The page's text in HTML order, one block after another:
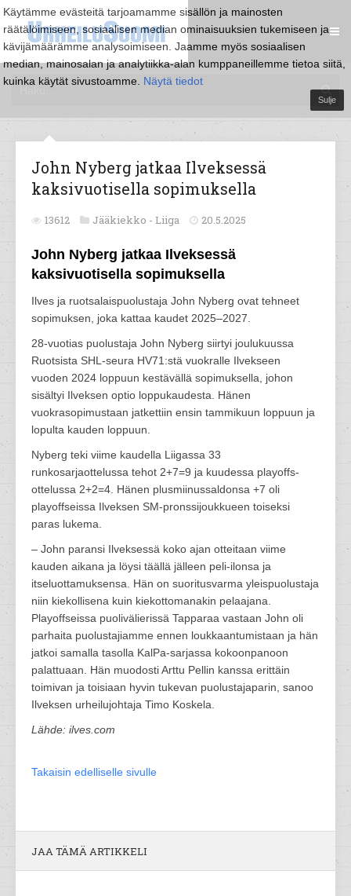
Käytämme evästeitä tarjoamamme sisällön ja mainosten
räätälöimiseen, sosiaalisen median ominaisuuksien tukemiseen ja
kävijämäärämme analysoimiseen. Jaamme myös sosiaalisen
median, mainosalan ja analytiikka-alan kumppaneillemme tietoa siitä,
kuinka käytät sivustoamme. Näytä tiedot
Sulje
John Nyberg jatkaa Ilveksessä
kaksivuotisella sopimuksella
13612 Jääkiekko - Liiga 20.5.2025
John Nyberg jatkaa Ilveksessä
kaksivuotisella sopimuksella
Ilves ja ruotsalaispuolustaja John Nyberg ovat tehneet
sopimuksen, joka kattaa kaudet 2025–2027.
28-vuotias puolustaja John Nyberg siirtyi joulukuussa
Ruotsista SHL-seura HV71:stä vuokralle Ilvekseen
vuoden 2024 loppuun kestävällä sopimuksella, johon
sisältyi Ilveksen optio loppukaudesta. Hänen
vuokrasopimustaan jatkettiin ensin tammikuun loppuun ja
lopulta kauden loppuun.
Nyberg teki viime kaudella Liigassa 33
runkosarjaottelussa tehot 2+7=9 ja kuudessa playoffs-
ottelussa 2+2=4. Hänen plusmiinussaldonsa +7 oli
playoffseissa Ilveksen SM-pronssijoukkueen toiseksi
paras lukema.
– John paransi Ilveksessä koko ajan otteitaan viime
kauden aikana ja löysi täällä jälleen peli-ilonsa ja
itseluottamuksensa. Hän on suoritusvarma yleispuolustaja
niin kiekollisena kuin kiekottomanakin pelaajana.
Playoffseissa puolivälierissä Tapparaa vastaan John oli
parhaita puolustajiamme ennen loukkaantumistaan ja hän
jatkoi samalla tasolla KalPa-sarjassa kokoonpanoon
palattuaan. Hän muodosti Arttu Pellin kanssa erittäin
toimivan ja toisiaan hyvin tukevan puolustajaparin, sanoo
Ilveksen urheilujohtaja Timo Koskela.
Lähde: ilves.com
Takaisin edelliselle sivulle
JAA TÄMÄ ARTIKKELI